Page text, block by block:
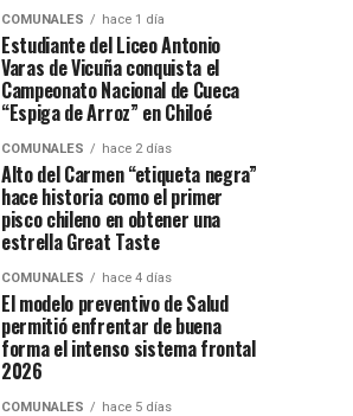
COMUNALES hace 1 día
Estudiante del Liceo Antonio
Varas de Vicuña conquista el
Campeonato Nacional de Cueca
“Espiga de Arroz” en Chiloé
COMUNALES hace 2 días
Alto del Carmen “etiqueta negra”
hace historia como el primer
pisco chileno en obtener una
estrella Great Taste
COMUNALES hace 4 días
El modelo preventivo de Salud
permitió enfrentar de buena
forma el intenso sistema frontal
2026
COMUNALES hace 5 días